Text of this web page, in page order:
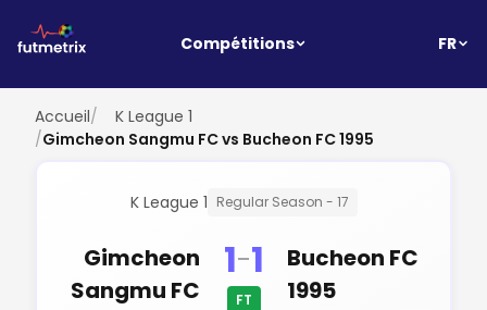
Compétitions FR
Accueil/
K League 1
/Gimcheon Sangmu FC vs Bucheon FC 1995
K League 1 Regular Season - 17
Gimcheon
Sangmu FC
1-1
FT
Bucheon FC
1995